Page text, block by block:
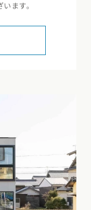
県鹿児島県
県
ます。